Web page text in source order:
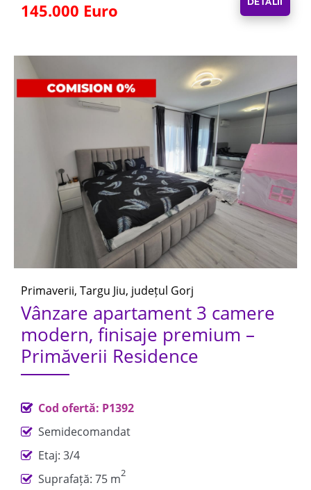
145.000 Euro
Primaverii, Targu Jiu, județul Gorj
Vânzare apartament 3 camere
modern, finisaje premium –
Primăverii Residence
Cod ofertă: P1392
Semidecomandat
Etaj: 3/4
Suprafață: 75 m2